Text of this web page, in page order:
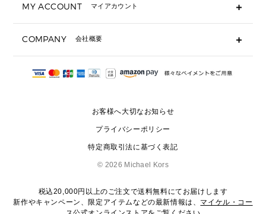
定期ケース・カードケース・名刺入れ
サンダル
スニーカー
▶ ウェア
ギフト用にラッピングができますか？
ショッピングバッグを購入商品分送ってもらえますか？
注文後に完了メールが受信できないのですが？
サイズ交換はできますか？
MY ACCOUNT マイアカウント
COMPANY 会社概要
会社概要
お客様へ大切なお知らせ
プライバシーポリシー
特定商取引法に基づく表記
© 2026 Michael Kors
税込20,000円以上のご注文で送料無料にてお届けします
新作やキャンペーン、限定アイテムなどの最新情報は、 マイケル・コー